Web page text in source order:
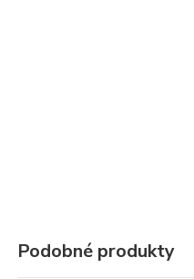
Podobné produkty